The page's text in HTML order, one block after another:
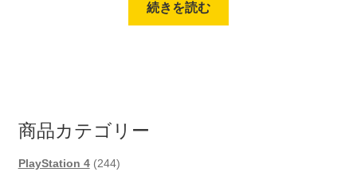
続きを読む
商品カテゴリー
PlayStation 4 244244